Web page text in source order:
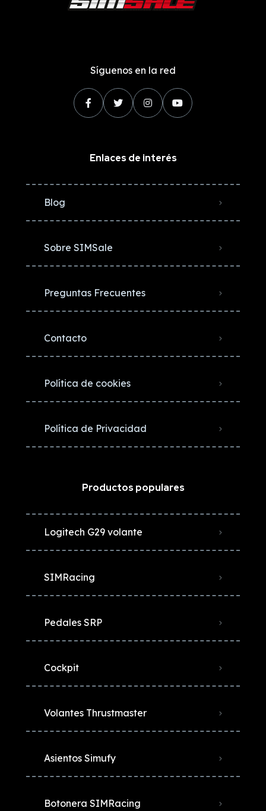
Síguenos en la red
Enlaces de interés
Blog
Sobre SIMSale
Preguntas Frecuentes
Contacto
Política de cookies
Política de Privacidad
Productos populares
Logitech G29 volante
SIMRacing
Pedales SRP
Cockpit
Volantes Thrustmaster
Asientos Simufy
Botonera SIMRacing